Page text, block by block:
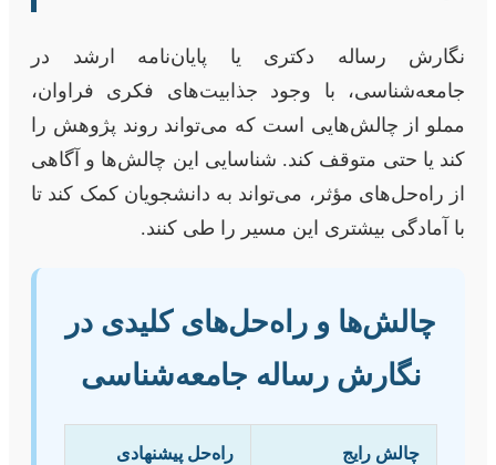
نگارش رساله دکتری یا پایان‌نامه ارشد در
جامعه‌شناسی، با وجود جذابیت‌های فکری فراوان،
مملو از چالش‌هایی است که می‌تواند روند پژوهش را
کند یا حتی متوقف کند. شناسایی این چالش‌ها و آگاهی
از راه‌حل‌های مؤثر، می‌تواند به دانشجویان کمک کند تا
با آمادگی بیشتری این مسیر را طی کنند.
چالش‌ها و راه‌حل‌های کلیدی در
نگارش رساله جامعه‌شناسی
چالش رایج راه‌حل پیشنهادی